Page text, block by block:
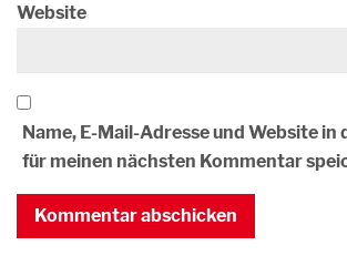
Website
Name, E-Mail-Adresse und Website in
für meinen nächsten Kommentar